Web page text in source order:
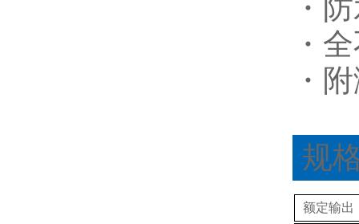
・
・
・
规
额定输出